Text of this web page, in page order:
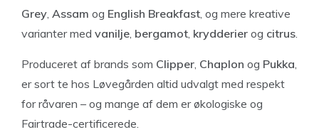
Grey Assam og English Breakfast , og mere kreative
varianter med vanilje bergamot krydderier og citrus
Produceret af brands som Clipper Chaplon og Pukka
er sort te hos Løvegården altid udvalgt med respekt
for råvaren – og mange af dem er økologiske og
Fairtrade-certificerede.